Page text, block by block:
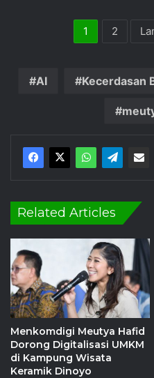
1 2
AI Kecerdasan
Related Articles
Menkomdigi Meutya Hafid
Dorong Digitalisasi UMKM
di Kampung Wisata
Keramik Dinoyo